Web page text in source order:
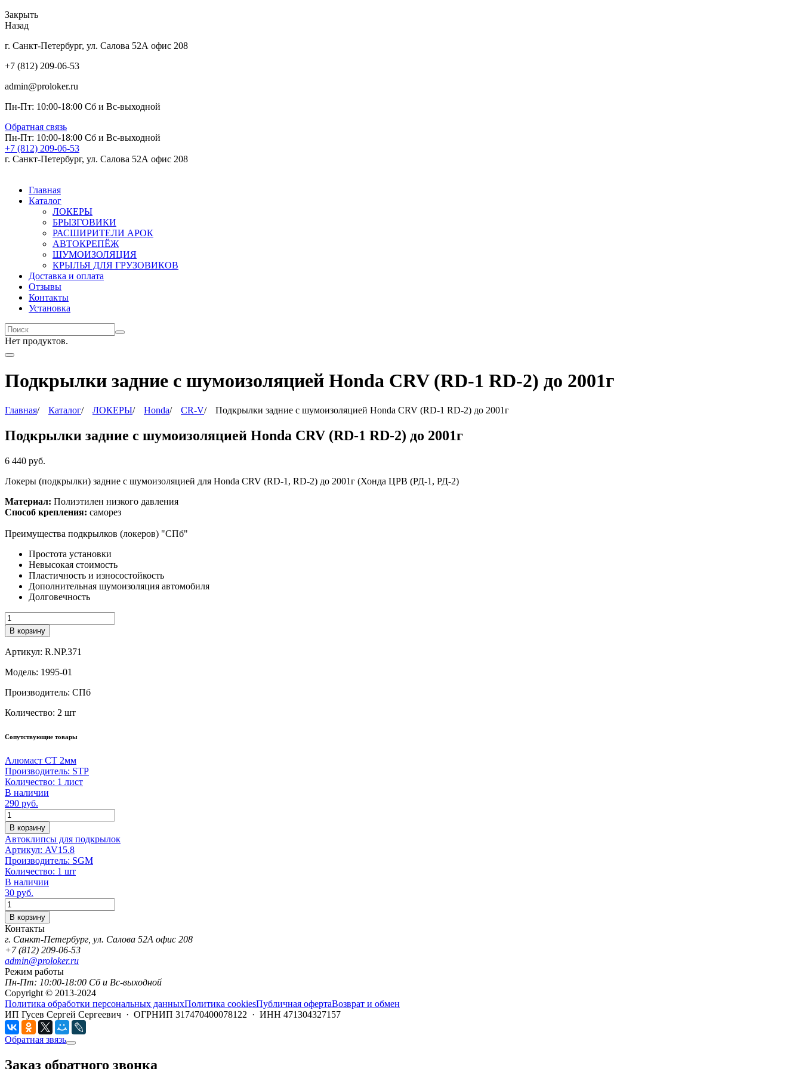
Закрыть
Назад
г. Санкт-Петербург, ул. Салова 52А офис 208
+7 (812) 209-06-53
admin@proloker.ru
Пн-Пт: 10:00-18:00 Сб и Вс-выходной
Обратная связь
Пн-Пт: 10:00-18:00 Сб и Вс-выходной
+7 (812) 209-06-53
г. Санкт-Петербург, ул. Салова 52А офис 208
Главная
Каталог
ЛОКЕРЫ
БРЫЗГОВИКИ
РАСШИРИТЕЛИ АРОК
АВТОКРЕПЁЖ
ШУМОИЗОЛЯЦИЯ
КРЫЛЬЯ ДЛЯ ГРУЗОВИКОВ
Доставка и оплата
Отзывы
Контакты
Установка
Нет продуктов.
Подкрылки задние с шумоизоляцией Honda CRV (RD-1 RD-2) до 2001г
Главная/ Каталог/ ЛОКЕРЫ/ Honda/ CR-V/ Подкрылки задние с шумоизоляцией Honda CRV (RD-1 RD-2) до 2001г
Подкрылки задние с шумоизоляцией Honda CRV (RD-1 RD-2) до 2001г
6 440 руб.
Локеры (подкрылки) задние с шумоизоляцией для Honda CRV (RD-1, RD-2) до 2001г (Хонда ЦРВ (РД-1, РД-2)
Материал: Полиэтилен низкого давления
Способ крепления: саморез
Преимущества подкрылков (локеров) "СПб"
Простота установки
Невысокая стоимость
Пластичность и износостойкость
Дополнительная шумоизоляция автомобиля
Долговечность
Количество
В корзину
Артикул: R.NP.371
Модель: 1995-01
Производитель: СПб
Количество: 2 шт
Сопутствующие товары
Алюмаст СТ 2мм
Производитель: STP
Количество: 1 лист
В наличии
290 руб.
Количество
В корзину
Автоклипсы для подкрылок
Артикул: AV15.8
Производитель: SGM
Количество: 1 шт
В наличии
30 руб.
Количество
В корзину
Контакты
г. Санкт-Петербург, ул. Салова 52А офис 208
+7 (812) 209-06-53
admin@proloker.ru
Режим работы
Пн-Пт: 10:00-18:00 Сб и Вс-выходной
Copyright © 2013-2024
Политика обработки персональных данныхПолитика cookiesПубличная офертаВозврат и обмен
ИП Гусев Сергей Сергеевич · ОГРНИП 317470400078122 · ИНН 471304327157
Обратная звязь
Заказ обратного звонка